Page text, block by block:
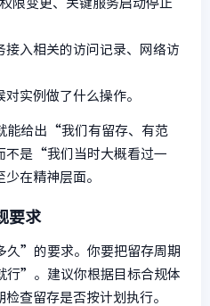
限变更、关键服务启动停止
入相关的访问记录、网络访
实例做了什么操作。
给出“我们有留存、有范
不是“我们当时大概看过一
在精神层面。
要求
”的要求。你要把留存周期
行”。建议你根据目标合规体
查留存是否按计划执行。